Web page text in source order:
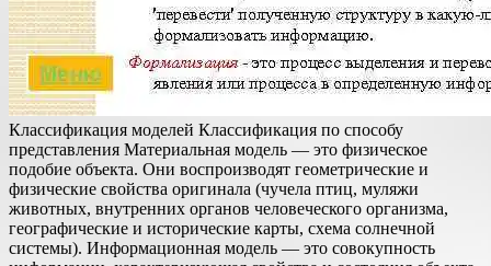
Классификация моделей Классификация по способу
представления Материальная модель — это физическое
подобие объекта. Они воспроизводят геометрические и
физические свойства оригинала (чучела птиц, муляжи
животных, внутренних органов человеческого организма,
географические и исторические карты, схема солнечной
системы). Информационная модель — это совокупность